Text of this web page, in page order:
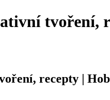
tvoření,
recepty |